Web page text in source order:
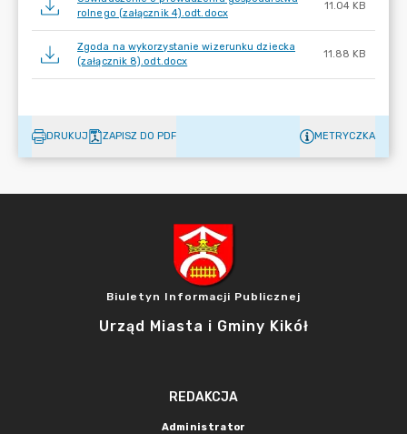
rolnego (załącznik 4).odt.docx
11.04 KB
Zgoda na wykorzystanie wizerunku dziecka
(załącznik 8).odt.docx
11.88 KB
DRUKUJ ZAPISZ DO PDF METRYCZKA
Biuletyn Informacji Publicznej
Urząd Miasta i Gminy Kikół
REDAKCJA
Administrator